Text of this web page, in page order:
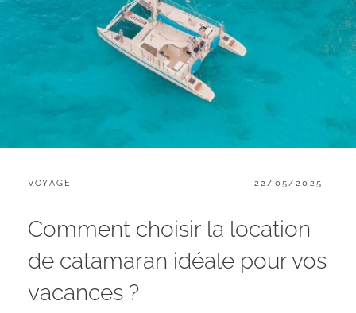
CATEGORIES:
VOYAGE
POSTED
22/05/2025
Comment choisir la location
de catamaran idéale pour vos
vacances ?